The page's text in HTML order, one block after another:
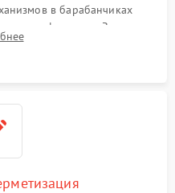
в барабанчиках
в трансфокаторе. Замена
или восстановление